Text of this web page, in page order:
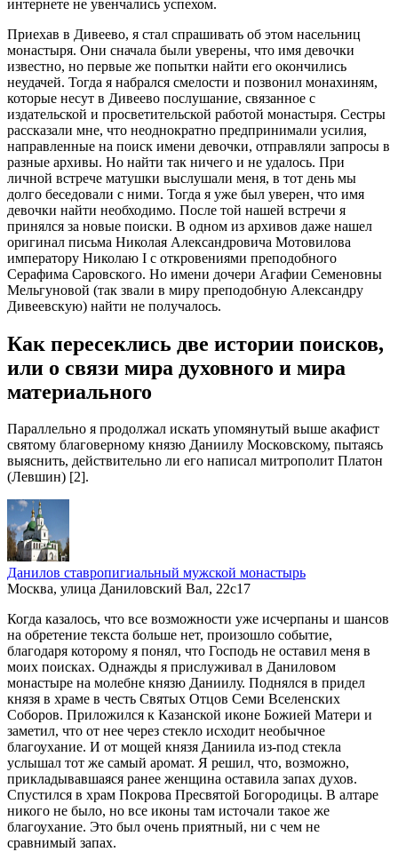
интернете не увенчались успехом.
Приехав в Дивеево, я стал спрашивать об этом насельниц
монастыря. Они сначала были уверены, что имя девочки
известно, но первые же попытки найти его окончились
неудачей. Тогда я набрался смелости и позвонил монахиням,
которые несут в Дивеево послушание, связанное с
издательской и просветительской работой монастыря. Сестры
рассказали мне, что неоднократно предпринимали усилия,
направленные на поиск имени девочки, отправляли запросы в
разные архивы. Но найти так ничего и не удалось. При
личной встрече матушки выслушали меня, в тот день мы
долго беседовали с ними. Тогда я уже был уверен, что имя
девочки найти необходимо. После той нашей встречи я
принялся за новые поиски. В одном из архивов даже нашел
оригинал письма Николая Александровича Мотовилова
императору Николаю I с откровениями преподобного
Серафима Саровского. Но имени дочери Агафии Семеновны
Мельгуновой (так звали в миру преподобную Александру
Дивеевскую) найти не получалось.
Как пересеклись две истории поисков,
или о связи мира духовного и мира
материального
Параллельно я продолжал искать упомянутый выше акафист
святому благоверному князю Даниилу Московскому, пытаясь
выяснить, действительно ли его написал митрополит Платон
(Левшин) [2].
Данилов ставропигиальный мужской монастырь
Москва, улица Даниловский Вал, 22с17
Когда казалось, что все возможности уже исчерпаны и шансов
на обретение текста больше нет, произошло событие,
благодаря которому я понял, что Господь не оставил меня в
моих поисках. Однажды я прислуживал в Даниловом
монастыре на молебне князю Даниилу. Поднялся в придел
князя в храме в честь Святых Отцов Семи Вселенских
Соборов. Приложился к Казанской иконе Божией Матери и
заметил, что от нее через стекло исходит необычное
благоухание. И от мощей князя Даниила из-под стекла
услышал тот же самый аромат. Я решил, что, возможно,
прикладывавшаяся ранее женщина оставила запах духов.
Спустился в храм Покрова Пресвятой Богородицы. В алтаре
никого не было, но все иконы там источали такое же
благоухание. Это был очень приятный, ни с чем не
сравнимый запах.